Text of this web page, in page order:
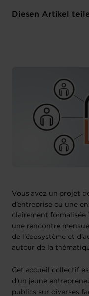
House of
Anmelden
Diesen Artikel
Vous avez un projet
d’entreprise ou une
clairement formalisée
une rencontre
de l’écosystème et
autour de la
Cet accueil collectif
d’un jeune
publics sur diverses